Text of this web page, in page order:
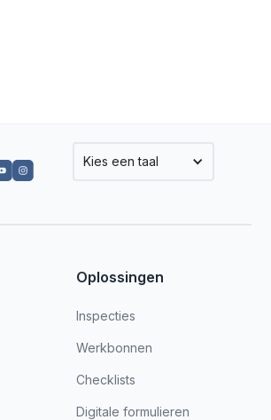
Kies een taal
Oplossingen
Inspecties
Werkbonnen
Checklists
Digitale formulieren